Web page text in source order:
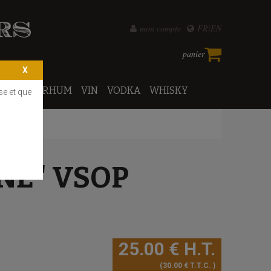
FR EN
mon compte
panier
PORTO RHUM VIN VODKA WHISKY
VSOP
25.00 € H.T.
30.00 € T.T.C.
et que